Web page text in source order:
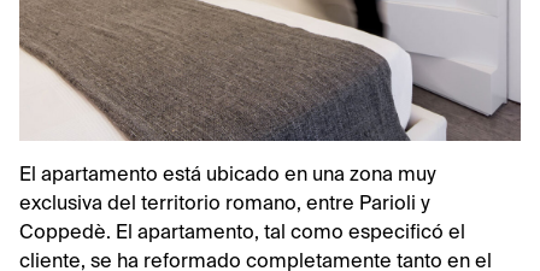
El apartamento está ubicado en una zona muy
exclusiva del territorio romano, entre Parioli y
Coppedè. El apartamento, tal como especificó el
cliente, se ha reformado completamente tanto en el